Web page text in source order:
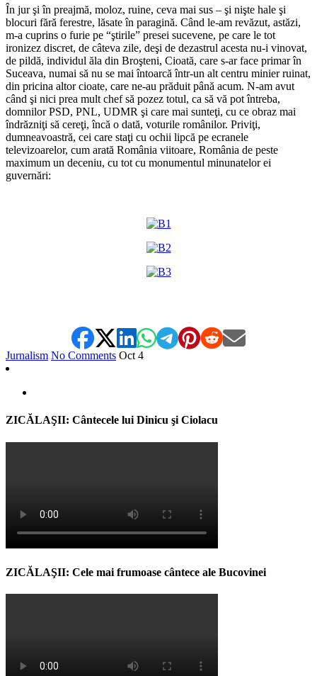
În jur şi în preajmă, moloz, ruine, ceva mai sus – şi nişte hale şi
blocuri fără ferestre, lăsate în paragină. Când le-am revăzut, astăzi,
m-a cuprins o furie pe “ştirile” presei sucevene, pe care le tot
ironizez discret, de câteva zile, deşi de dezastrul acesta nu-i vinovat,
de pildă, individul ăla din Broşteni, Cioată, care s-ar face primar în
Suceava, numai să nu se mai întoarcă într-un alt centru minier ruinat,
din pricina altor cioate, care ne-au prăduit până acum. N-am avut
când şi nici prea mult chef să pozez totul, ca să vă pot întreba,
domnilor PSD, PNL, UDMR şi care mai sunteţi, cu ce obraz mai
îndrăzniţi să cereţi, încă o dată, voturile românilor. Priviţi,
dumneavoastră, cei care staţi cu ochii lipcă pe ecranele
televizoarelor, cum arată România viitoare, România de peste
maximum un deceniu, cu tot cu monumentul minunatelor ei
guvernări:
Jurnalism No Comments Oct 4
ZICĂLAŞII: Cântecele lui Dinicu şi Ciolacu
ZICĂLAŞII: Cele mai frumoase cântece ale Bucovinei